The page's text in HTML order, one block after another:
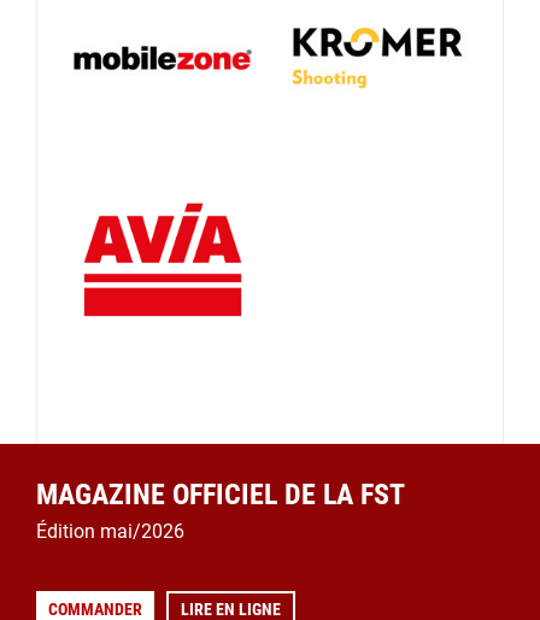
MAGAZINE OFFICIEL DE LA FST
Édition mai/2026
COMMANDER LIRE EN LIGNE